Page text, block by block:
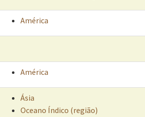
América
América
Ásia
Oceano Índico (região)